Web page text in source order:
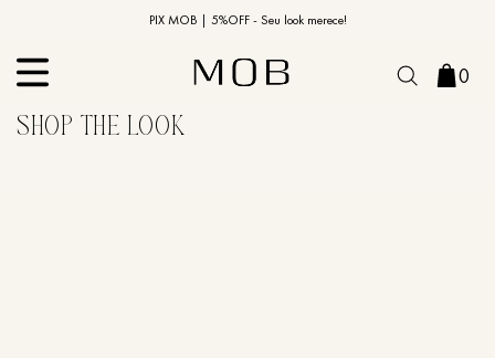
PIX MOB | 5%OFF - Seu look merece!
10% OFF na primeira compra | Cupom: BEMVINDO10*
0